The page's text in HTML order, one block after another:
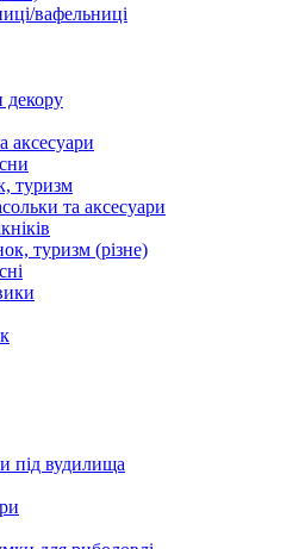
вафельниці
декору
аксесуари
туризм
та аксесуари
туризм (різне)
під вудилища